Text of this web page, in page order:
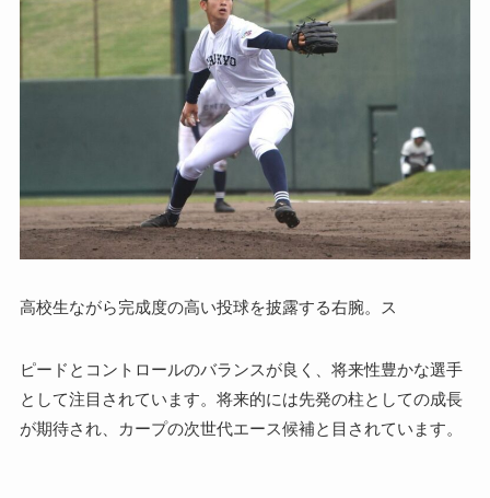
高校生ながら完成度の高い投球を披露する右腕。ス
ピードとコントロールのバランスが良く、将来性豊かな選手
として注目されています。将来的には先発の柱としての成長
が期待され、カープの次世代エース候補と目されています。